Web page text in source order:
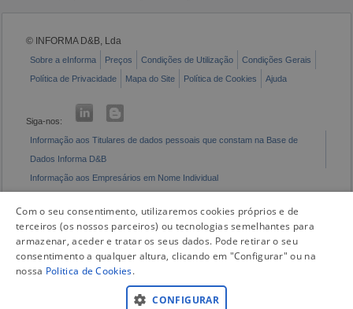
© INFORMA D&B, Lda
Sobre a eInforma Preços Condições de Utilização
Condições Gerais
Política de Privacidade
Mapa do Site Política de Cookies Ajuda
Siga-nos:
Informação aos Titulares de dados pessoais que constam na Base de
Dados Informa D&B
Informação aos Empresários em Nome Individual
Com o seu consentimento, utilizaremos cookies próprios e de
terceiros (os nossos parceiros) ou tecnologias semelhantes para
armazenar, aceder e tratar os seus dados. Pode retirar o seu
consentimento a qualquer altura, clicando em "Configurar" ou na
nossa Politica de Cookies.
CONFIGURAR